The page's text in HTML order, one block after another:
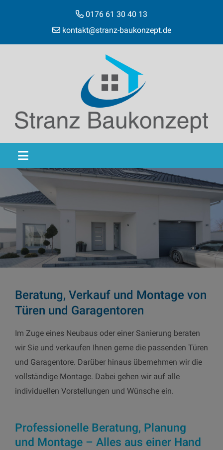
0176 61 30 40 13
kontakt@stranz-baukonzept.de
Beratung, Verkauf und Montage von
Türen und Garagentoren
Im Zuge eines Neubaus oder einer Sanierung beraten
wir Sie und verkaufen Ihnen gerne die passenden Türen
und Garagentore. Darüber hinaus übernehmen wir die
vollständige Montage. Dabei gehen wir auf alle
individuellen Vorstellungen und Wünsche ein.
Professionelle Beratung, Planung
und Montage – Alles aus einer Hand